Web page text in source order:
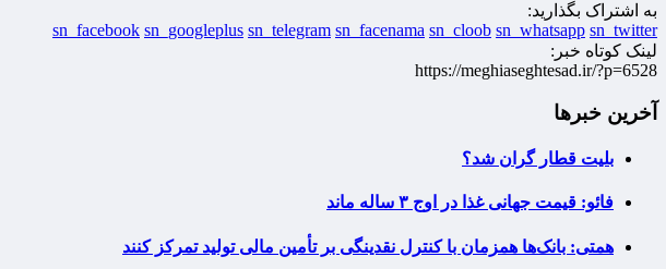
به اشتراک بگذارید:
sn_facebook sn_googleplus sn_telegram sn_facenama sn_cloob sn_whatsapp sn_twitter
لینک کوتاه خبر:
https://meghiaseghtesad.ir/?p=6528
آخرین خبرها
بلیت قطار گران شد؟
فائو: قیمت جهانی غذا در اوج ۳ ساله ماند
همتی: بانک‌ها همزمان با کنترل نقدینگی بر تأمین مالی تولید تمرکز کنند